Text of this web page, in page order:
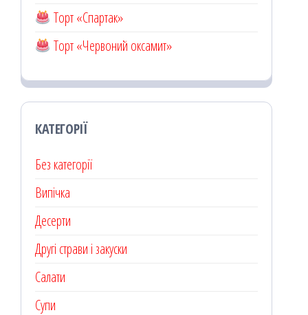
Торт «Спартак»
Торт «Червоний оксамит»
КАТЕГОРІЇ
Без категорії
Випічка
Десерти
Другі страви і закуски
Салати
Супи